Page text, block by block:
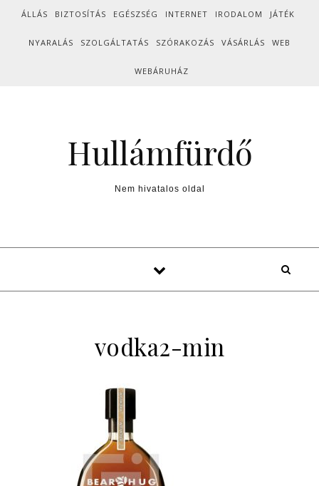
Skip to content
ÁLLÁS BIZTOSÍTÁS EGÉSZSÉG INTERNET IRODALOM JÁTÉK
NYARALÁS SZOLGÁLTATÁS SZÓRAKOZÁS VÁSÁRLÁS WEB
WEBÁRUHÁZ
Hullámfürdő
Nem hivatalos oldal
vodka2-min